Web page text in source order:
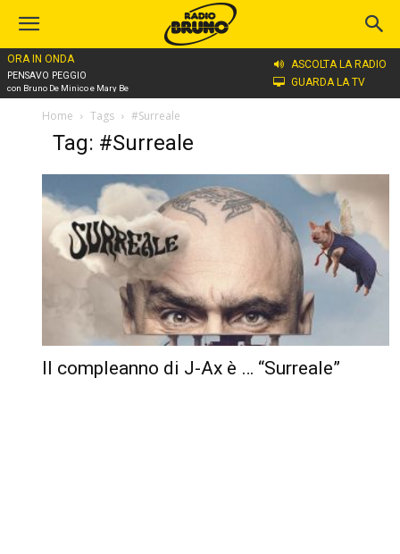
ORA IN ONDA
PENSAVO PEGGIO
con Bruno De Minico e Mary Be
ASCOLTA LA RADIO
GUARDA LA TV
Home Tags #Surreale
Tag: #Surreale
Il compleanno di J-Ax è … “Surreale”